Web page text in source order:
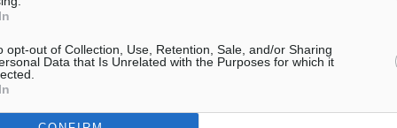
opt-out of Collection, Use, Retention, Sale, and/or Sharing
Data that Is Unrelated with the Purposes for which it
«Είμαστε περήφανοι
είχε η Κύρα Κλαδίτη
Ρόδου στο Πανελλήνιο
Κολύμβησης OPEN που
ΟΑΚΑ. Η ταλαντούχα
Από την Περιφερειακή
ανακοινώθηκαν τα εξής: